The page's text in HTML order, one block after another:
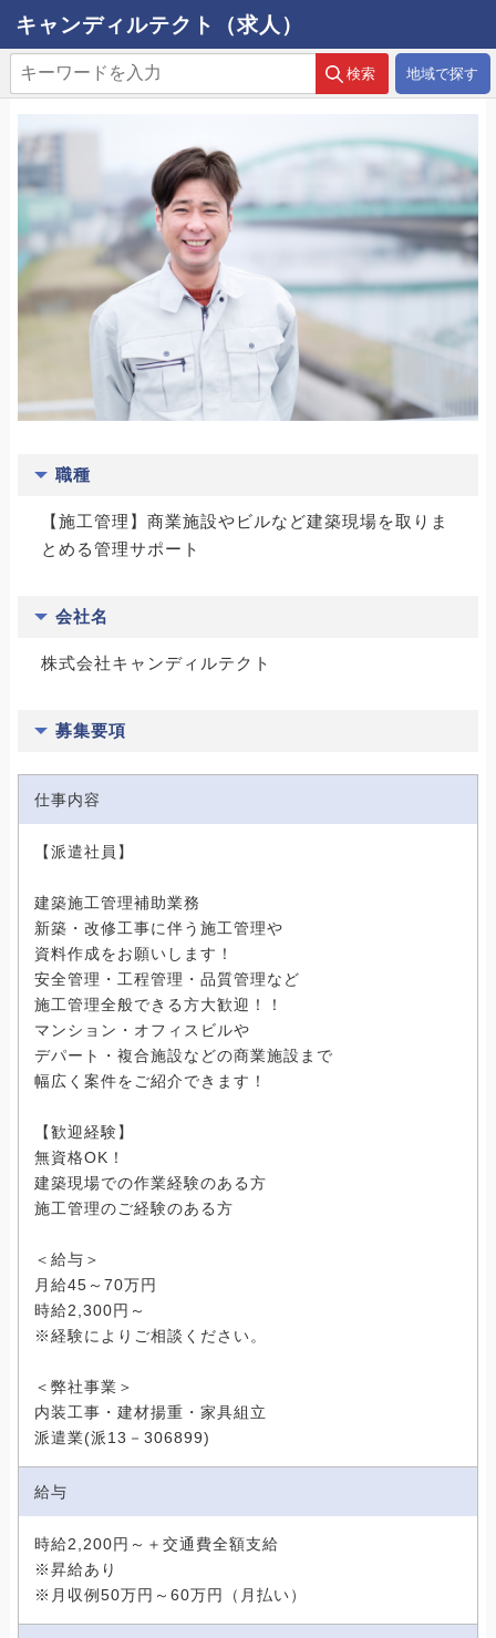
キャンディルテクト（求人）
地域で探す
職種
【施工管理】商業施設やビルなど建築現場を取りま
とめる管理サポート
会社名
株式会社キャンディルテクト
募集要項
仕事内容
【派遣社員】
建築施工管理補助業務
新築・改修工事に伴う施工管理や
資料作成をお願いします！
安全管理・工程管理・品質管理など
施工管理全般できる方大歓迎！！
マンション・オフィスビルや
デパート・複合施設などの商業施設まで
幅広く案件をご紹介できます！
【歓迎経験】
無資格OK！
建築現場での作業経験のある方
施工管理のご経験のある方
＜給与＞
月給45～70万円
時給2,300円～
※経験によりご相談ください。
＜弊社事業＞
内装工事・建材揚重・家具組立
派遣業(派13－306899)
給与
時給2,200円～＋交通費全額支給
※昇給あり
※月収例50万円～60万円（月払い）